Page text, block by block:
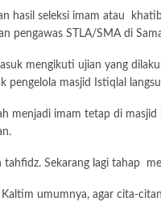
hasil seleksi imam atau
pengawas STLA/SMA di
mengikuti ujian yang
pengelola masjid Istiqlal
menjadi imam tetap di
Sekarang lagi tahap
umumnya, agar cita-